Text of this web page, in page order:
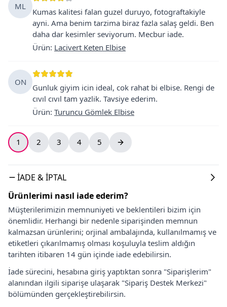
ML
Kumas kalitesi falan guzel duruyo, fotograftakiyle
ayni. Ama benim tarzima biraz fazla salaş geldi. Ben
daha dar kesimler seviyorum. Mecbur iade.
Ürün: Lacivert Keten Elbise
ON
Gunluk giyim icin ideal, cok rahat bi elbise. Rengi de
cıvıl cıvıl tam yazlik. Tavsiye ederim.
Ürün: Turuncu Gömlek Elbise
1 2 3 4 5
İADE & İPTAL
Ürünlerimi nasıl iade ederim?
Müşterilerimizin memnuniyeti ve beklentileri bizim için
önemlidir. Herhangi bir nedenle siparişinden memnun
kalmazsan ürünlerini; orjinal ambalajında, kullanılmamış ve
etiketleri çıkarılmamış olması koşuluyla teslim aldığın
tarihten itibaren 14 gün içinde iade edebilirsin.
İade sürecini, hesabına giriş yaptıktan sonra "Siparişlerim"
alanından ilgili siparişe ulaşarak "Sipariş Destek Merkezi"
bölümünden gerçekleştirebilirsin.